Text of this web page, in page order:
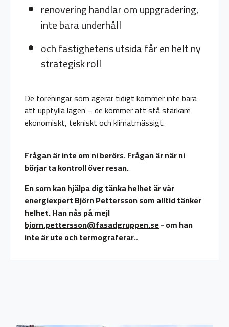
renovering handlar om uppgradering,
inte bara underhåll
och fastighetens utsida får en helt ny
strategisk roll
De föreningar som agerar tidigt kommer inte bara
att uppfylla lagen – de kommer att stå starkare
ekonomiskt, tekniskt och klimatmässigt.
Frågan är inte om ni berörs. Frågan är när ni
börjar ta kontroll över resan.
En som kan hjälpa dig tänka helhet är vår
energiexpert Björn Pettersson som alltid tänker
helhet. Han nås på mejl
bjorn.pettersson@fasadgruppen.se- om han
inte är ute och termograferar..